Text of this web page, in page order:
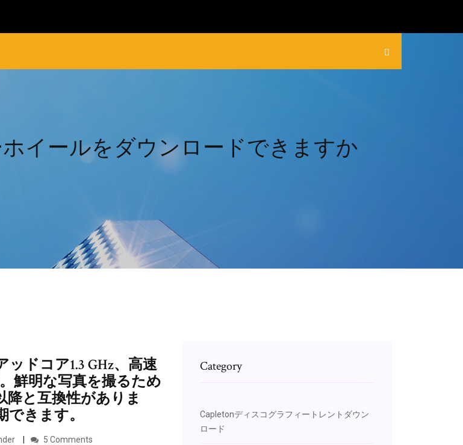
イールをダウンロードできますか
ッドコア1.3 GHz、高速
鮮明な写真を撮るため
降と互換性がありま
きます。
5 Comments
Category
Capletonディスコグラフィートレントダウン
ロード